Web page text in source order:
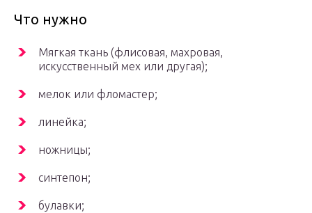
Что нужно
Мягкая ткань (флисовая, махровая,
искусственный мех или другая);
мелок или фломастер;
линейка;
ножницы;
синтепон;
булавки;